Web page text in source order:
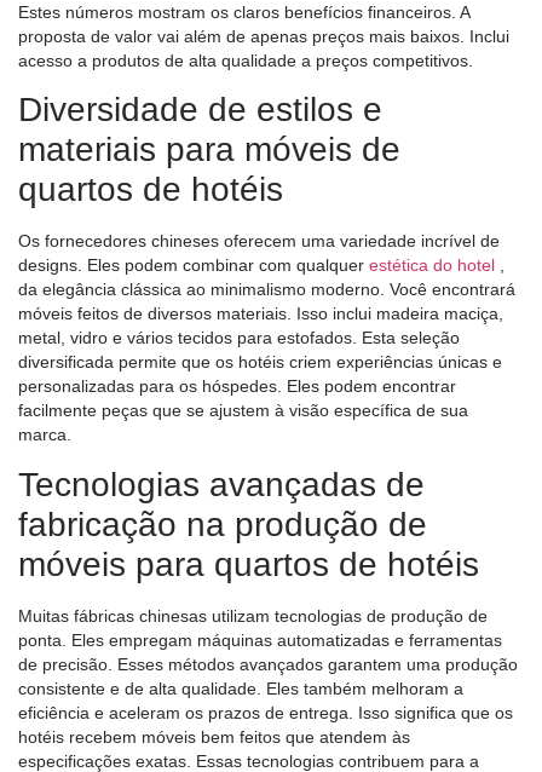
Estes números mostram os claros benefícios financeiros. A
proposta de valor vai além de apenas preços mais baixos. Inclui
acesso a produtos de alta qualidade a preços competitivos.
Diversidade de estilos e
materiais para móveis de
quartos de hotéis
Os fornecedores chineses oferecem uma variedade incrível de
designs. Eles podem combinar com qualquer estética do hotel ,
da elegância clássica ao minimalismo moderno. Você encontrará
móveis feitos de diversos materiais. Isso inclui madeira maciça,
metal, vidro e vários tecidos para estofados. Esta seleção
diversificada permite que os hotéis criem experiências únicas e
personalizadas para os hóspedes. Eles podem encontrar
facilmente peças que se ajustem à visão específica de sua
marca.
Tecnologias avançadas de
fabricação na produção de
móveis para quartos de hotéis
Muitas fábricas chinesas utilizam tecnologias de produção de
ponta. Eles empregam máquinas automatizadas e ferramentas
de precisão. Esses métodos avançados garantem uma produção
consistente e de alta qualidade. Eles também melhoram a
eficiência e aceleram os prazos de entrega. Isso significa que os
hotéis recebem móveis bem feitos que atendem às
especificações exatas. Essas tecnologias contribuem para a